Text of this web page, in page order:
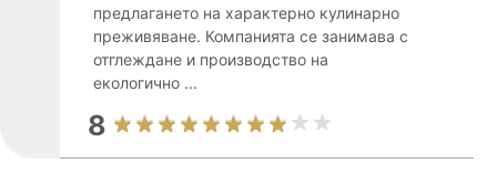
предлагането на характерно кулинарно
преживяване. Компанията се занимава с
отглеждане и производство на
екологично ...
8